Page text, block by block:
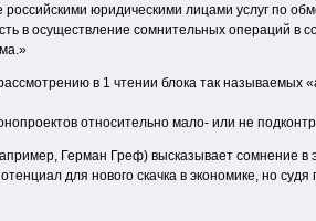
юридическими лицами услуг по
в осуществление сомнительных операций
в 1 чтении блока так
относительно мало- или не
Герман Греф) высказывает сомнение
для нового скачка в экономике, но судя